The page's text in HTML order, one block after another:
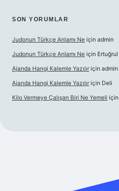
SON YORUMLAR
Judonun Türkçe Anlamı Ne için admin
Judonun Türkçe Anlamı Ne için Ertuğrul
Ajanda Hangi Kalemle Yazılır için admin
Ajanda Hangi Kalemle Yazılır için Deli
Kilo Vermeye Çalışan Biri Ne Yemeli için